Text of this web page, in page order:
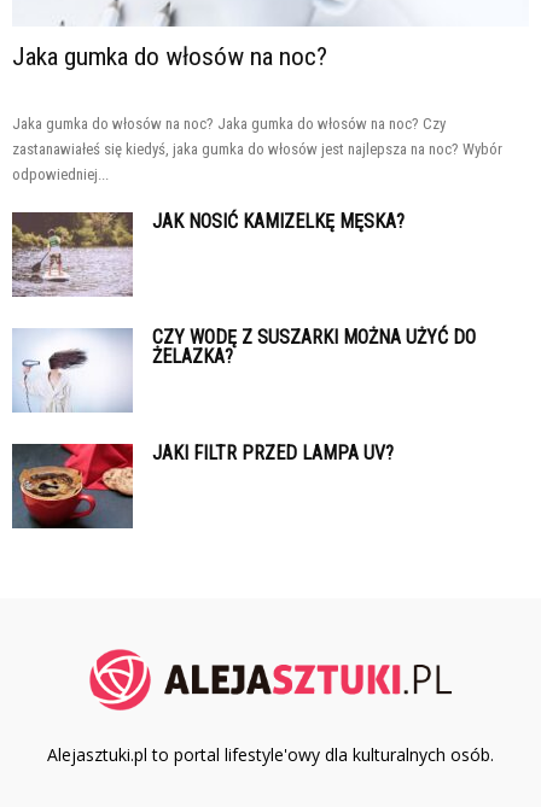
Jaka gumka do włosów na noc?
Jaka gumka do włosów na noc? Jaka gumka do włosów na noc? Czy
zastanawiałeś się kiedyś, jaka gumka do włosów jest najlepsza na noc? Wybór
odpowiedniej...
JAK NOSIĆ KAMIZELKĘ MĘSKA?
CZY WODĘ Z SUSZARKI MOŻNA UŻYĆ DO
ŻELAZKA?
JAKI FILTR PRZED LAMPA UV?
Alejasztuki.pl to portal lifestyle'owy dla kulturalnych osób.